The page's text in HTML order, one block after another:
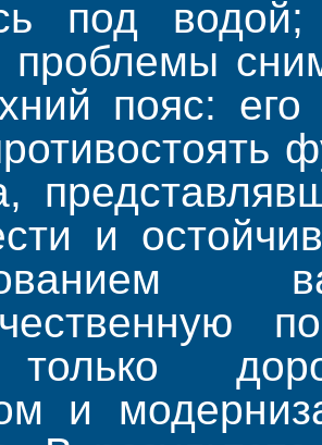
под
проблемы
пояс:
и
и